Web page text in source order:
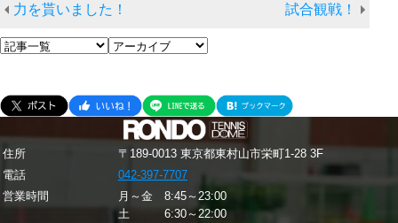
力を貰いました！ 試合観戦！
住所
〒189-0013 東京都東村山市栄町1-28 3F
電話
042-397-7707
営業時間
月～金 8:45～23:00
土 6:30～22:00